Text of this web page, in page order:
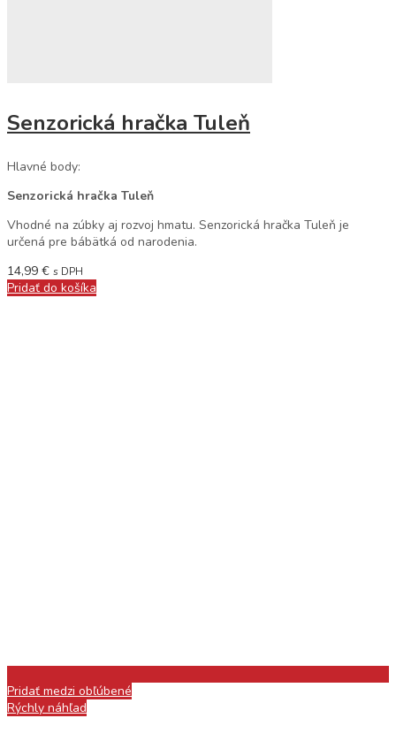
Senzorická hračka Tuleň
Hlavné body:
Senzorická hračka Tuleň
Vhodné na zúbky aj rozvoj hmatu. Senzorická hračka Tuleň je
určená pre bábätká od narodenia.
14,99 € s DPH
Pridať do košíka
Pridať medzi obľúbené
Rýchly náhľad